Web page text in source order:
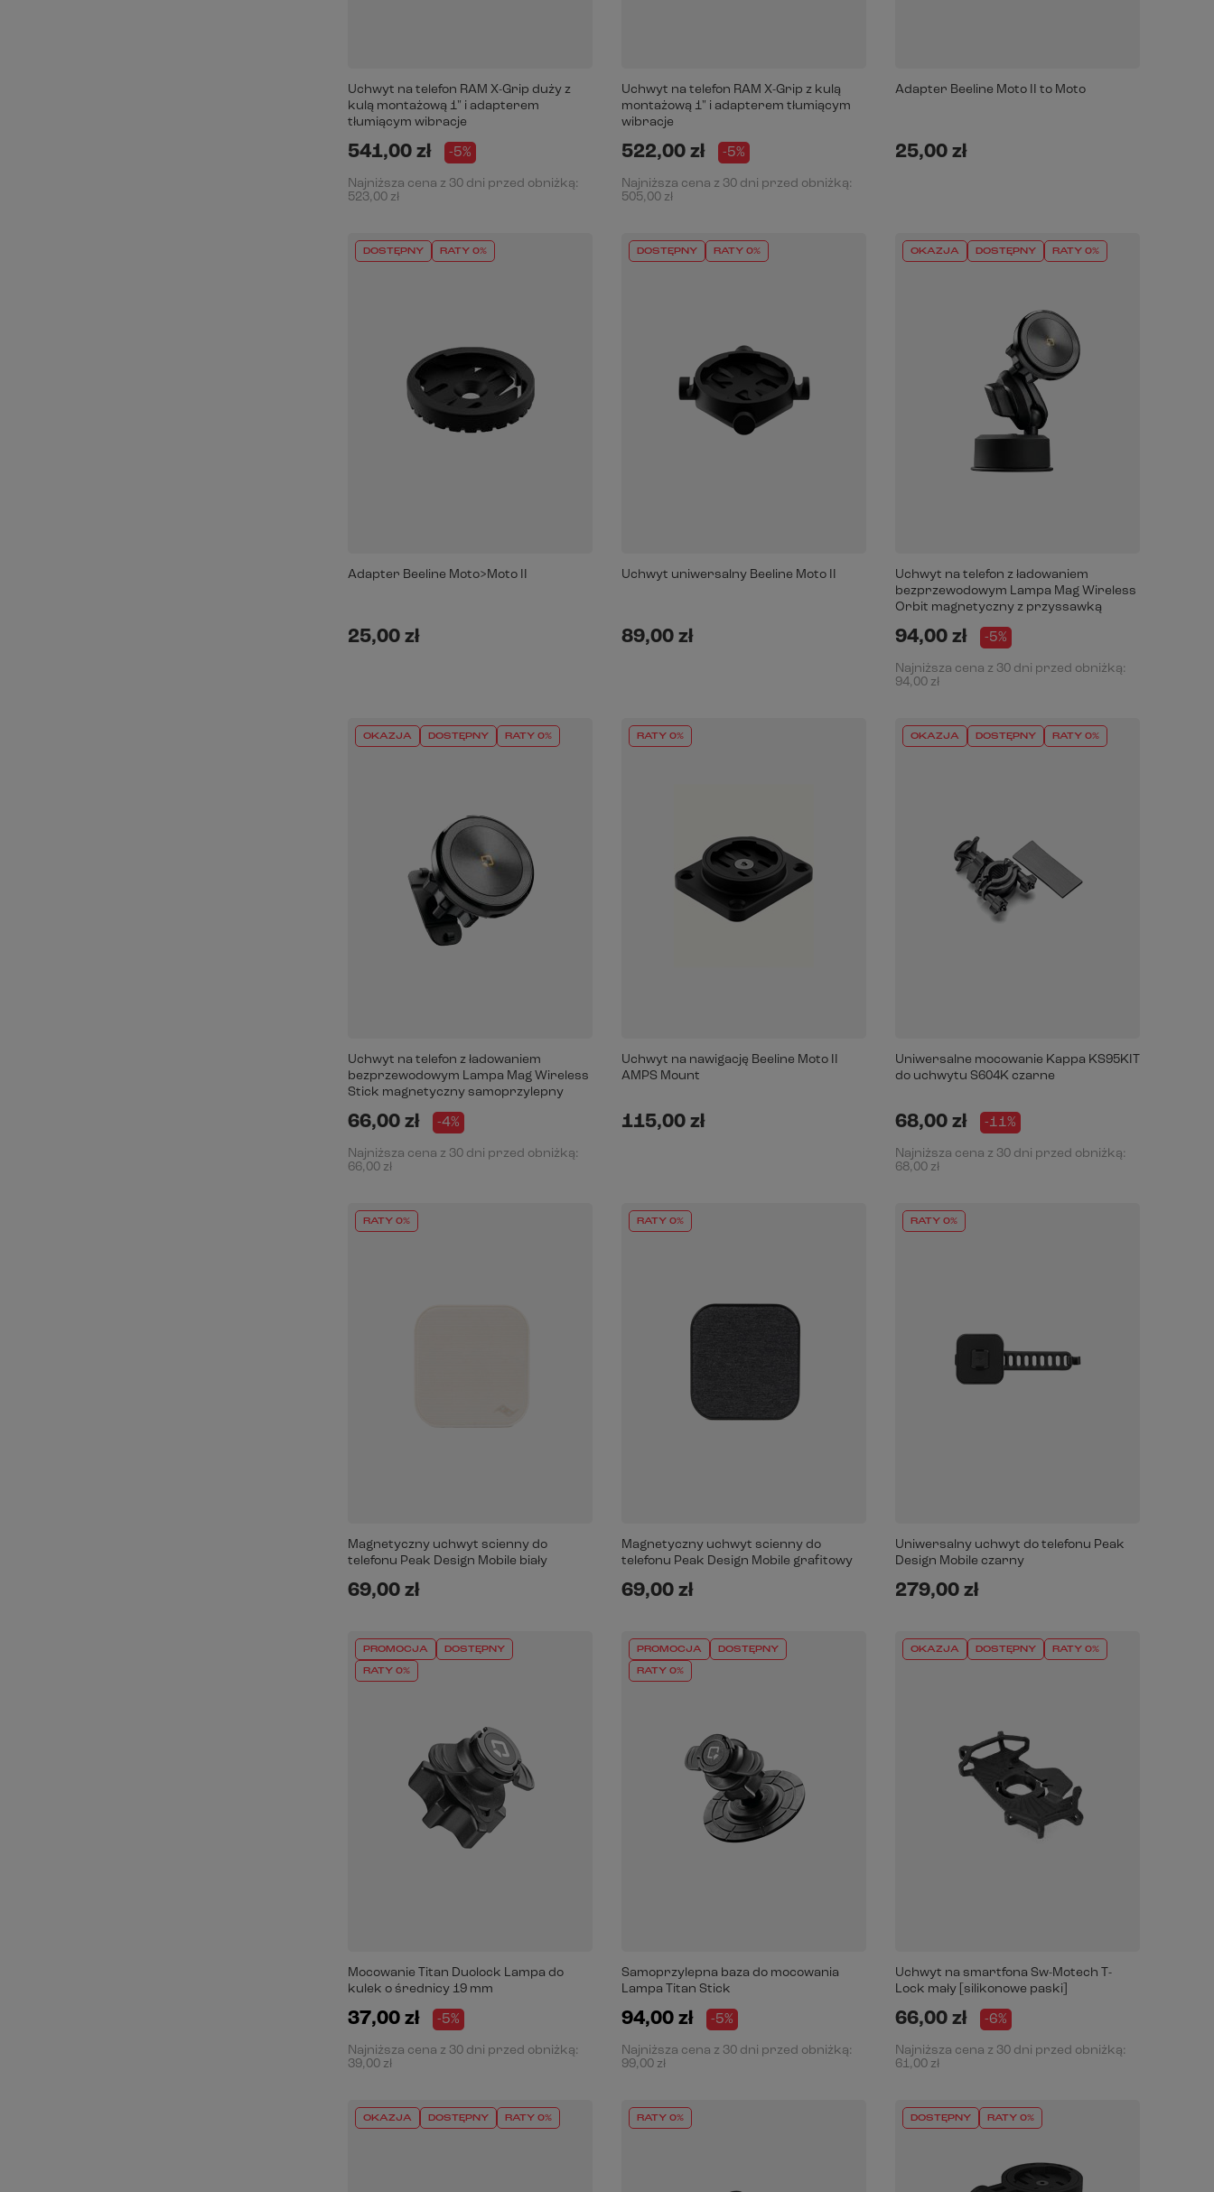
Uchwyt na telefon RAM X-Grip duży z
kulą montażową 1" i adapterem
tłumiącym wibracje
541,00 zł -5%
Najniższa cena z 30 dni przed obniżką:
523,00 zł
Uchwyt na telefon RAM X-Grip z kulą
montażową 1" i adapterem tłumiącym
wibracje
522,00 zł -5%
Najniższa cena z 30 dni przed obniżką:
505,00 zł
Adapter Beeline Moto II to Moto
25,00 zł
DOSTĘPNY RATY 0%
Adapter Beeline Moto>Moto II
25,00 zł
DOSTĘPNY RATY 0%
Uchwyt uniwersalny Beeline Moto II
89,00 zł
OKAZJA DOSTĘPNY RATY 0%
Uchwyt na telefon z ładowaniem
bezprzewodowym Lampa Mag Wireless
Orbit magnetyczny z przyssawką
94,00 zł -5%
Najniższa cena z 30 dni przed obniżką:
94,00 zł
OKAZJA DOSTĘPNY RATY 0%
Uchwyt na telefon z ładowaniem
bezprzewodowym Lampa Mag Wireless
Stick magnetyczny samoprzylepny
66,00 zł -4%
Najniższa cena z 30 dni przed obniżką:
66,00 zł
RATY 0%
Uchwyt na nawigację Beeline Moto II
AMPS Mount
115,00 zł
OKAZJA DOSTĘPNY RATY 0%
Uniwersalne mocowanie Kappa KS95KIT
do uchwytu S604K czarne
68,00 zł -11%
Najniższa cena z 30 dni przed obniżką:
68,00 zł
RATY 0%
Magnetyczny uchwyt scienny do
telefonu Peak Design Mobile biały
69,00 zł
RATY 0%
Magnetyczny uchwyt scienny do
telefonu Peak Design Mobile grafitowy
69,00 zł
RATY 0%
Uniwersalny uchwyt do telefonu Peak
Design Mobile czarny
279,00 zł
PROMOCJA DOSTĘPNY
RATY 0%
Mocowanie Titan Duolock Lampa do
kulek o średnicy 19 mm
37,00 zł -5%
Najniższa cena z 30 dni przed obniżką:
39,00 zł
PROMOCJA DOSTĘPNY
RATY 0%
Samoprzylepna baza do mocowania
Lampa Titan Stick
94,00 zł -5%
Najniższa cena z 30 dni przed obniżką:
99,00 zł
OKAZJA DOSTĘPNY RATY 0%
Uchwyt na smartfona Sw-Motech T-
Lock mały [silikonowe paski]
66,00 zł -6%
Najniższa cena z 30 dni przed obniżką:
61,00 zł
OKAZJA DOSTĘPNY RATY 0% RATY 0% DOSTĘPNY RATY 0%